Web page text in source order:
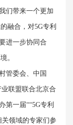
们带来一个更加
融合，对5G专利
进一步协同合
。
管委会、中国
联盟联合北京合
第一届““5G专利
领域的专家们参